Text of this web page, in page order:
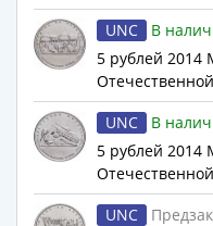
(1505-­
1533)
(1462-­
Василий
UNC
В
5 рублей
UNC
В
5 рублей
UNC